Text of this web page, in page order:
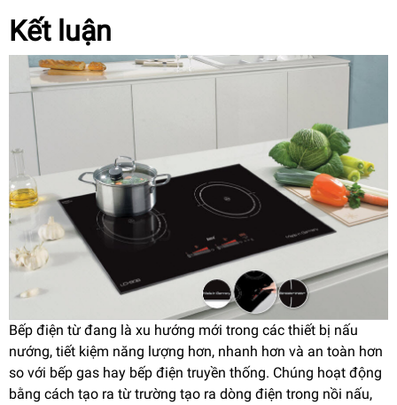
Kết luận
Bếp điện từ đang là xu hướng mới trong các thiết bị nấu
nướng, tiết kiệm năng lượng hơn, nhanh hơn và an toàn hơn
so với bếp gas hay bếp điện truyền thống. Chúng hoạt động
bằng cách tạo ra từ trường tạo ra dòng điện trong nồi nấu,